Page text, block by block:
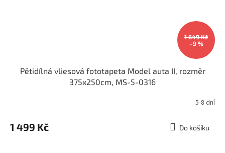
1 649 Kč
–9 %
Pětidílná vliesová fototapeta Model auta II, rozměr
375x250cm, MS-5-0316
5-8 dní
1 499 Kč Do košíku